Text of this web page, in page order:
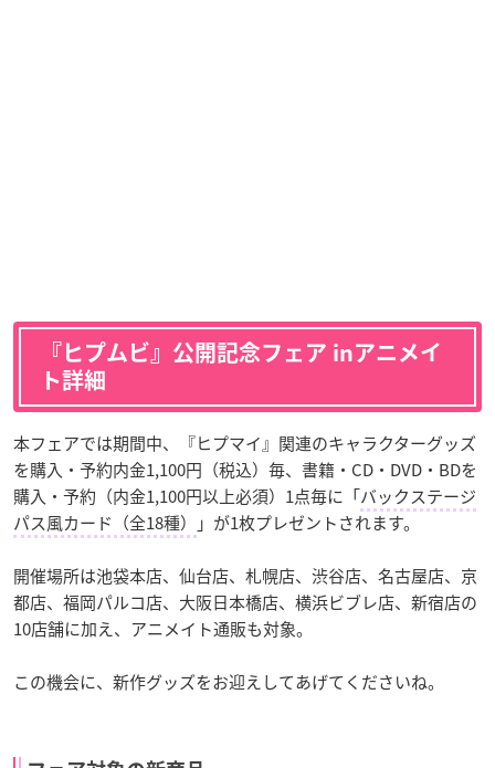
『ヒプムビ』公開記念フェア inアニメイ
ト詳細
本フェアでは期間中、『ヒプマイ』関連のキャラクターグッズ
を購入・予約内金1,100円（税込）毎、書籍・CD・DVD・BDを
購入・予約（内金1,100円以上必須）1点毎に「バックステージ
パス風カード（全18種）
」が1枚プレゼントされます。
開催場所は池袋本店、仙台店、札幌店、渋谷店、名古屋店、京
都店、福岡パルコ店、大阪日本橋店、横浜ビブレ店、新宿店の
10店舗に加え、アニメイト通販も対象。
この機会に、新作グッズをお迎えしてあげてくださいね。